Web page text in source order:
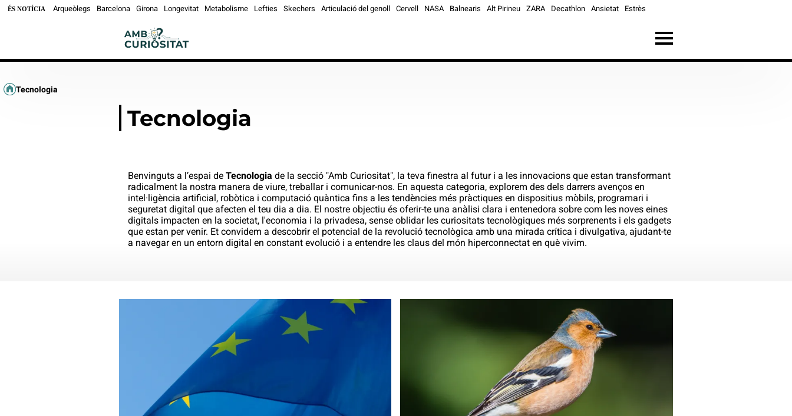
ÉS NOTÍCIA Arqueòlegs Barcelona Girona Longevitat Metabolisme Lefties Skechers Articulació del genoll Cervell NASA Balnearis Alt Pirineu ZARA Decathlon Ansietat Estrès
Tecnologia
Tecnologia
Benvinguts a l’espai de Tecnologia de la secció "Amb Curiositat", la teva finestra al futur i a les innovacions que estan transformant
radicalment la nostra manera de viure, treballar i comunicar-nos. En aquesta categoria, explorem des dels darrers avenços en
intel·ligència artificial, robòtica i computació quàntica fins a les tendències més pràctiques en dispositius mòbils, programari i
seguretat digital que afecten el teu dia a dia. El nostre objectiu és oferir-te una anàlisi clara i entenedora sobre com les noves eines
digitals impacten en la societat, l'economia i la privadesa, sense oblidar les curiositats tecnològiques més sorprenents i els gadgets
que estan per venir. Et convidem a descobrir el potencial de la revolució tecnològica amb una mirada crítica i divulgativa, ajudant-te
a navegar en un entorn digital en constant evolució i a entendre les claus del món hiperconnectat en què vivim.